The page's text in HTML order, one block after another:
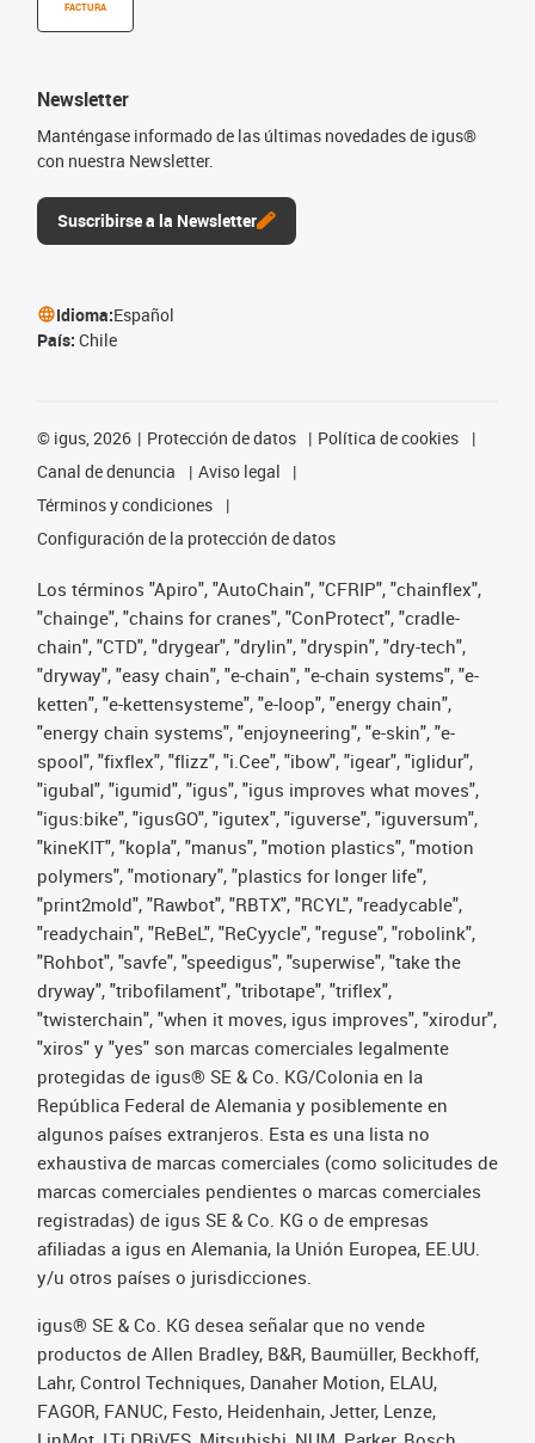
FACTURA
Newsletter
Manténgase informado de las últimas novedades de igus®
con nuestra Newsletter.
Suscribirse a la Newsletter
Idioma:Español
País: Chile
© igus, 2026 Protección de datos
Política de cookies
Canal de denuncia
Aviso legal
Términos y condiciones
Configuración de la protección de datos
Los términos "Apiro", "AutoChain", "CFRIP", "chainflex",
"chainge", "chains for cranes", "ConProtect", "cradle-
chain", "CTD", "drygear", "drylin", "dryspin", "dry-tech",
"dryway", "easy chain", "e-chain", "e-chain systems", "e-
ketten", "e-kettensysteme", "e-loop", "energy chain",
"energy chain systems", "enjoyneering", "e-skin", "e-
spool", "fixflex", "flizz", "i.Cee", "ibow", "igear", "iglidur",
"igubal", "igumid", "igus", "igus improves what moves",
"igus:bike", "igusGO", "igutex", "iguverse", "iguversum",
"kineKIT", "kopla", "manus", "motion plastics", "motion
polymers", "motionary", "plastics for longer life",
"print2mold", "Rawbot", "RBTX", "RCYL", "readycable",
"readychain", "ReBeL", "ReCyycle", "reguse", "robolink",
"Rohbot", "savfe", "speedigus", "superwise", "take the
dryway", "tribofilament", "tribotape", "triflex",
"twisterchain", "when it moves, igus improves", "xirodur",
"xiros" y "yes" son marcas comerciales legalmente
protegidas de igus® SE & Co. KG/Colonia en la
República Federal de Alemania y posiblemente en
algunos países extranjeros. Esta es una lista no
exhaustiva de marcas comerciales (como solicitudes de
marcas comerciales pendientes o marcas comerciales
registradas) de igus SE & Co. KG o de empresas
afiliadas a igus en Alemania, la Unión Europea, EE.UU.
y/u otros países o jurisdicciones.
igus® SE & Co. KG desea señalar que no vende
productos de Allen Bradley, B&R, Baumüller, Beckhoff,
Lahr, Control Techniques, Danaher Motion, ELAU,
FAGOR, FANUC, Festo, Heidenhain, Jetter, Lenze,